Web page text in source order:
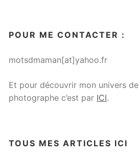
POUR ME CONTACTER :
motsdmaman[at]yahoo.fr
Et pour découvrir mon univers de
photographe c’est par ICI.
TOUS MES ARTICLES ICI